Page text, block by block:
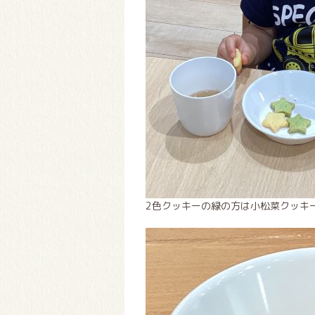
2色クッキーの緑の方は小松菜クッキ